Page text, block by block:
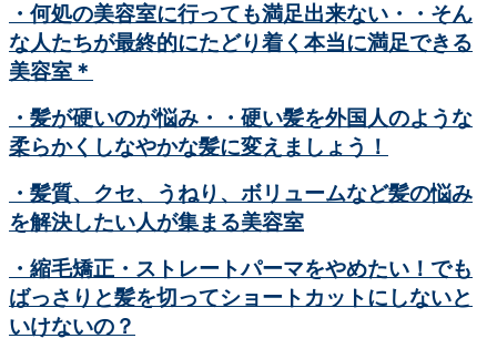
・何処の美容室に行っても満足出来ない・・そん
な人たちが最終的にたどり着く本当に満足できる
美容室＊
・髪が硬いのが悩み・・硬い髪を外国人のような
柔らかくしなやかな髪に変えましょう！
・髪質、クセ、うねり、ボリュームなど髪の悩み
を解決したい人が集まる美容室
・縮毛矯正・ストレートパーマをやめたい！でも
ばっさりと髪を切ってショートカットにしないと
いけないの？